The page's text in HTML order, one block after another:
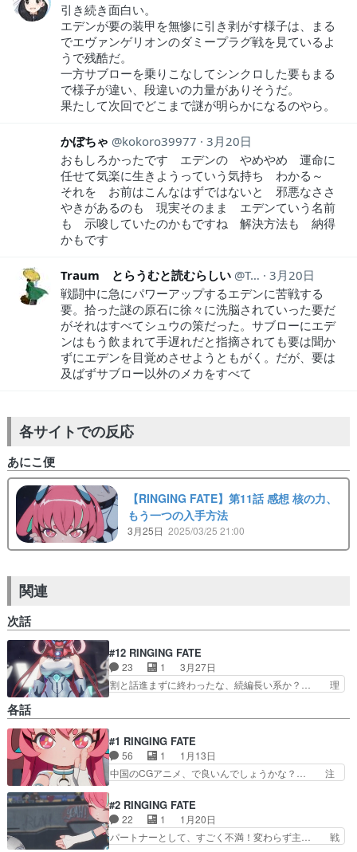
引き続き面白い。
エデンが要の装甲を無惨に引き剥がす様子は、まる
でエヴァンゲリオンのダミープラグ戦を見ているよ
うで残酷だ。
一方サブローを乗りこなしてシンクロした要もまる
で様子が違い、段違いの力量がありそうだ。
果たして次回でどこまで謎が明らかになるのやら。
かぼちゃ kokoro39977
3月20日
おもしろかったです エデンの やめやめ 運命に
任せて気楽に生きようっていう気持ち わかる～
それを お前はこんなはずではないと 邪悪なささ
やきがあるのも 現実そのまま エデンていう名前
も 示唆していたのかもですね 解決方法も 納得
かもです
Traum とらうむと読むらしい Traum1
3月20日
戦闘中に急にパワーアップするエデンに苦戦する
要。拾った謎の原石に徐々に洗脳されていった要だ
がそれはすべてシュウの策だった。サブローにエデ
ンはもう飲まれて手遅れだと指摘されても要は聞か
ずにエデンを目覚めさせようともがく。だが、要は
及ばずサブロー以外のメカをすべて
各サイトでの反応
あにこ便
【RINGING FATE】第11話 感想 核の力、
もう一つの入手方法
3月25日 2025/03/25 21:00
関連
次話
#12 RINGING FATE
23 1
3月27日
割と話進まずに終わったな、続編長い系か？… 理
はつばがっていて元凶はエデン… 黒幕ニンマリ
ENDが嫌いです(B8枠は、… なんて中途半端な終
わり方でしょうか。結局… ティムの前世、笑っち
ゃいけないんだけど笑… ええ…そんな展開あ
る！？エデンそんな引っ… ナムウィキを見る限
り、2期は企画されてい…
各話
#1 RINGING FATE
56 1
1月13日
中国のCGアニメ、で良いんでしょうかな？… 注
プなキャラデザなのに内容が結構シリア… 中国ア
ニメって多種族日常系かファンタジー… これめち
ゃくちゃイイ…滅茶苦茶好いじゃな… 中華アニ
メ、お話はともかく、日本で展開す… 記憶喪失で
#2 RINGING FATE
22 1
1月20日
パートナーとして、すごく不満！変わらず主… 戦